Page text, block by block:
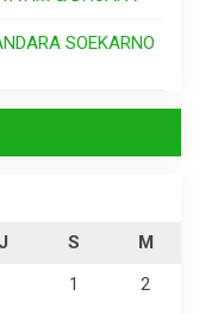
SOEKARNO
J S
M
1
2